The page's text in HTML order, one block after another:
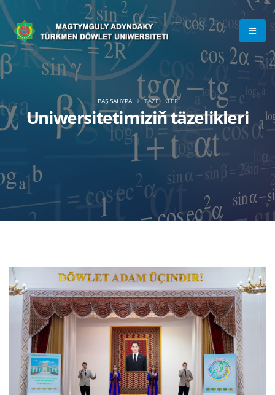
Uniwersitetimiziň täzelikleri
BAŞ SAHYPA TÄZELIKLER